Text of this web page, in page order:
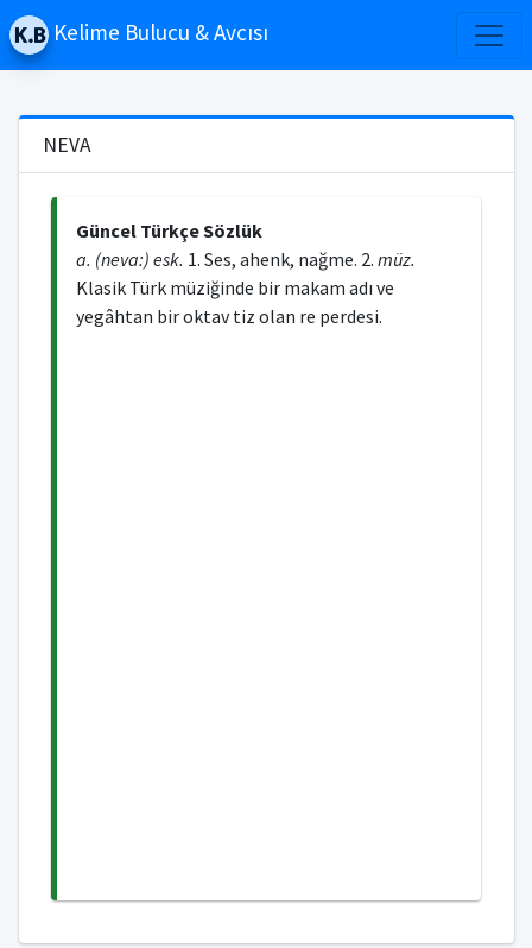
Kelime Bulucu & Avcısı
NEVA
Güncel Türkçe Sözlük
a. (neva:) esk. 1. Ses, ahenk, nağme. 2. müz.
Klasik Türk müziğinde bir makam adı ve
yegâhtan bir oktav tiz olan re perdesi.